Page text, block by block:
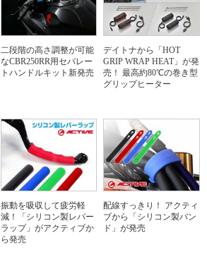
二段階の高さ調整が可能
なCBR250RR用セパレー
トハンドルキット新発売
デイトナから「HOT
GRIP WRAP HEAT」が発
売！ 最高約80℃の巻き型
グリップヒーター
振動を吸収して疲労軽
減！「シリコン製レバー
ラップ」がアクティブか
ら発売
配線すっきり！ アクティ
ブから「シリコン製バン
ド」が発売